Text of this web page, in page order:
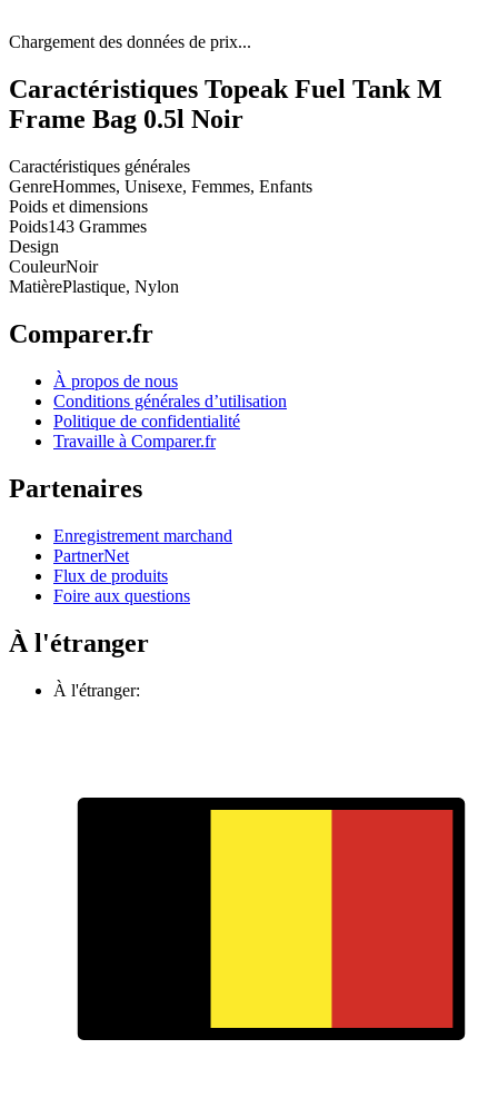
Chargement des données de prix...
Caractéristiques Topeak Fuel Tank M
Frame Bag 0.5l Noir
Caractéristiques générales
GenreHommes, Unisexe, Femmes, Enfants
Poids et dimensions
Poids143 Grammes
Design
CouleurNoir
MatièrePlastique, Nylon
Comparer.fr
À propos de nous
Conditions générales d’utilisation
Politique de confidentialité
Travaille à Comparer.fr
Partenaires
Enregistrement marchand
PartnerNet
Flux de produits
Foire aux questions
À l'étranger
À l'étranger: